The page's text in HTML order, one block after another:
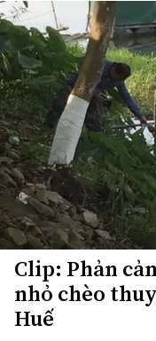
Clip: Phản
nhỏ chèo
Huế